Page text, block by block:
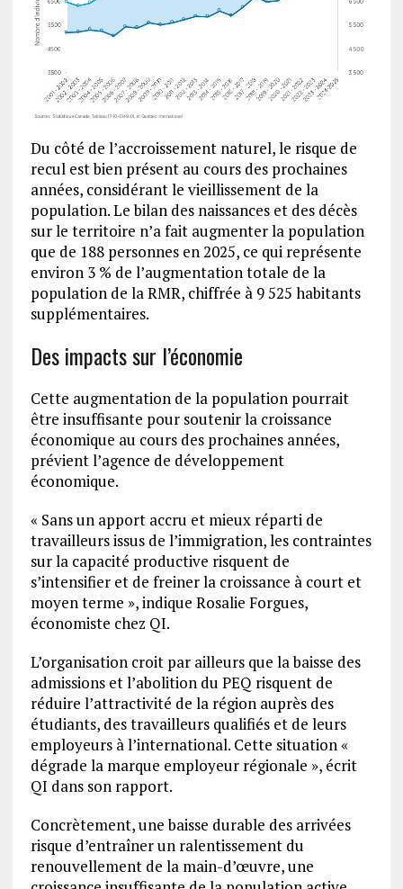
Du côté de l’accroissement naturel, le risque de
recul est bien présent au cours des prochaines
années, considérant le vieillissement de la
population. Le bilan des naissances et des décès
sur le territoire n’a fait augmenter la population
que de 188 personnes en 2025, ce qui représente
environ 3 % de l’augmentation totale de la
population de la RMR, chiffrée à 9 525 habitants
supplémentaires.
Des impacts sur l’économie
Cette augmentation de la population pourrait
être insuffisante pour soutenir la croissance
économique au cours des prochaines années,
prévient l’agence de développement
économique.
« Sans un apport accru et mieux réparti de
travailleurs issus de l’immigration, les contraintes
sur la capacité productive risquent de
s’intensifier et de freiner la croissance à court et
moyen terme », indique Rosalie Forgues,
économiste chez QI.
L’organisation croit par ailleurs que la baisse des
admissions et l’abolition du PEQ risquent de
réduire l’attractivité de la région auprès des
étudiants, des travailleurs qualifiés et de leurs
employeurs à l’international. Cette situation «
dégrade la marque employeur régionale », écrit
QI dans son rapport.
Concrètement, une baisse durable des arrivées
risque d’entraîner un ralentissement du
renouvellement de la main-d’œuvre, une